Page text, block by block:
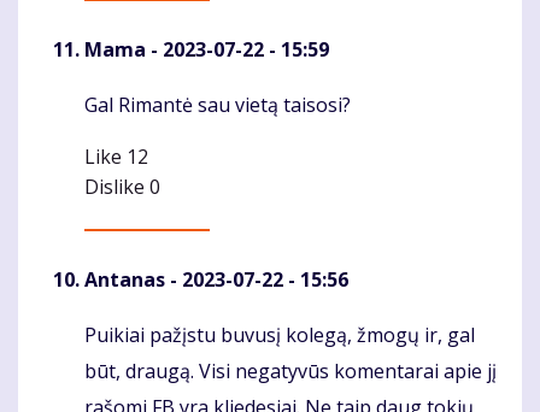
Mama - 2023-07-22 - 15:59
Komentaras
Gal Rimantė sau vietą taisosi?
Like 12
Dislike 0
Antanas - 2023-07-22 - 15:56
Komentaras
Puikiai pažįstu buvusį kolegą, žmogų ir, gal
būt, draugą. Visi negatyvūs komentarai apie jį